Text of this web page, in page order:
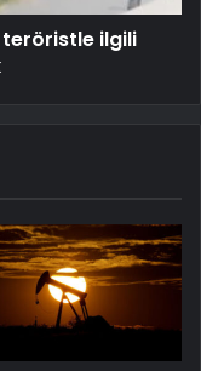
teröristle ilgili